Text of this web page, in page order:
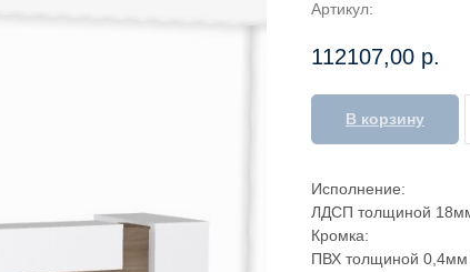
Артикул:
112107,00 р.
В корзину
Исполнение:
ЛДСП толщиной
Кромка:
ПВХ толщиной